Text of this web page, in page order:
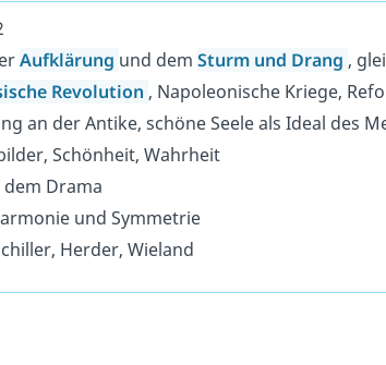
Aufklärung und dem Sturm und Drang ,
Revolution , Napoleonische Kriege,
an der Antike, schöne Seele als Ideal des
Schönheit, Wahrheit
Drama
und Symmetrie
Herder, Wieland